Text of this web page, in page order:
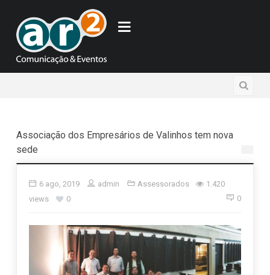
Associação dos Empresários de Valinhos tem nova
sede
6 ago, 2019 admin Assessorados
1.420
views
0 0